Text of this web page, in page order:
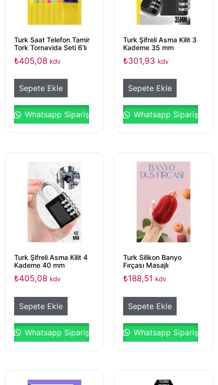
Turk Saat Telefon Tamir
Tork Tornavida Seti 6’lı
₺405,08 kdv
Sepete Ekle
Whatsapp Sipariş
Turk Şifreli Asma Kilit 3
Kademe 35 mm
₺301,93 kdv
Sepete Ekle
Whatsapp Sipariş
Turk Şifreli Asma Kilit 4
Kademe 40 mm
₺405,08 kdv
Sepete Ekle
Whatsapp Sipariş
Turk Silikon Banyo
Fırçası Masajlı
₺188,51 kdv
Sepete Ekle
Whatsapp Sipariş